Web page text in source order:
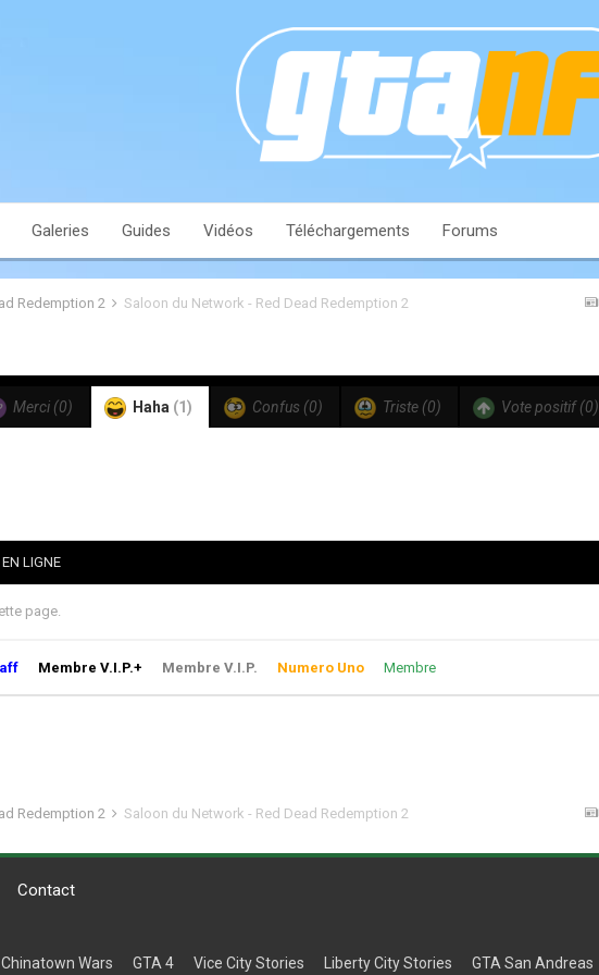
Galeries Guides Vidéos Téléchargements Forums
Redemption 2 Saloon du Network - Red Dead Redemption 2
Merci (0) Haha (1) Confus (0) Triste (0) Vote positif(0)
LIGNE
page.
Membre V.I.P.+ Membre V.I.P. Numero Uno Membre
Redemption 2 Saloon du Network - Red Dead Redemption 2
Contact
Chinatown Wars GTA 4 Vice City Stories Liberty City Stories GTA San Andreas